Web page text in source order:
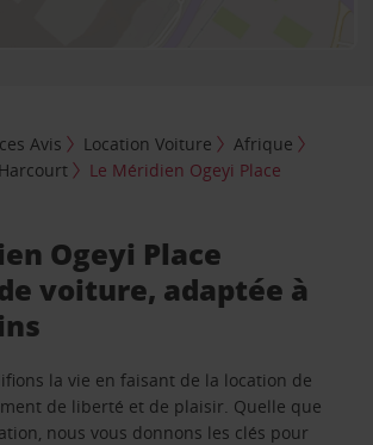
Avis Location Voiture
Afrique
Le Méridien Ogeyi Place
Ogeyi Place
voiture, adaptée à
la vie en faisant de la location de
de liberté et de plaisir. Quelle que
nous vous donnons les clés pour